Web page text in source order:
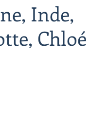
indiennes
Inde,
Chloé